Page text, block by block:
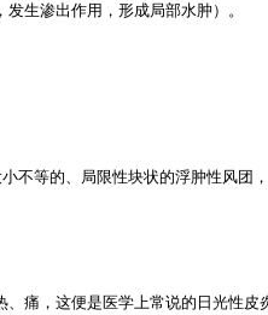
生渗出作用，形成局部水肿）。
等的、局限性块状的浮肿性风团
痛，这便是医学上常说的日光性